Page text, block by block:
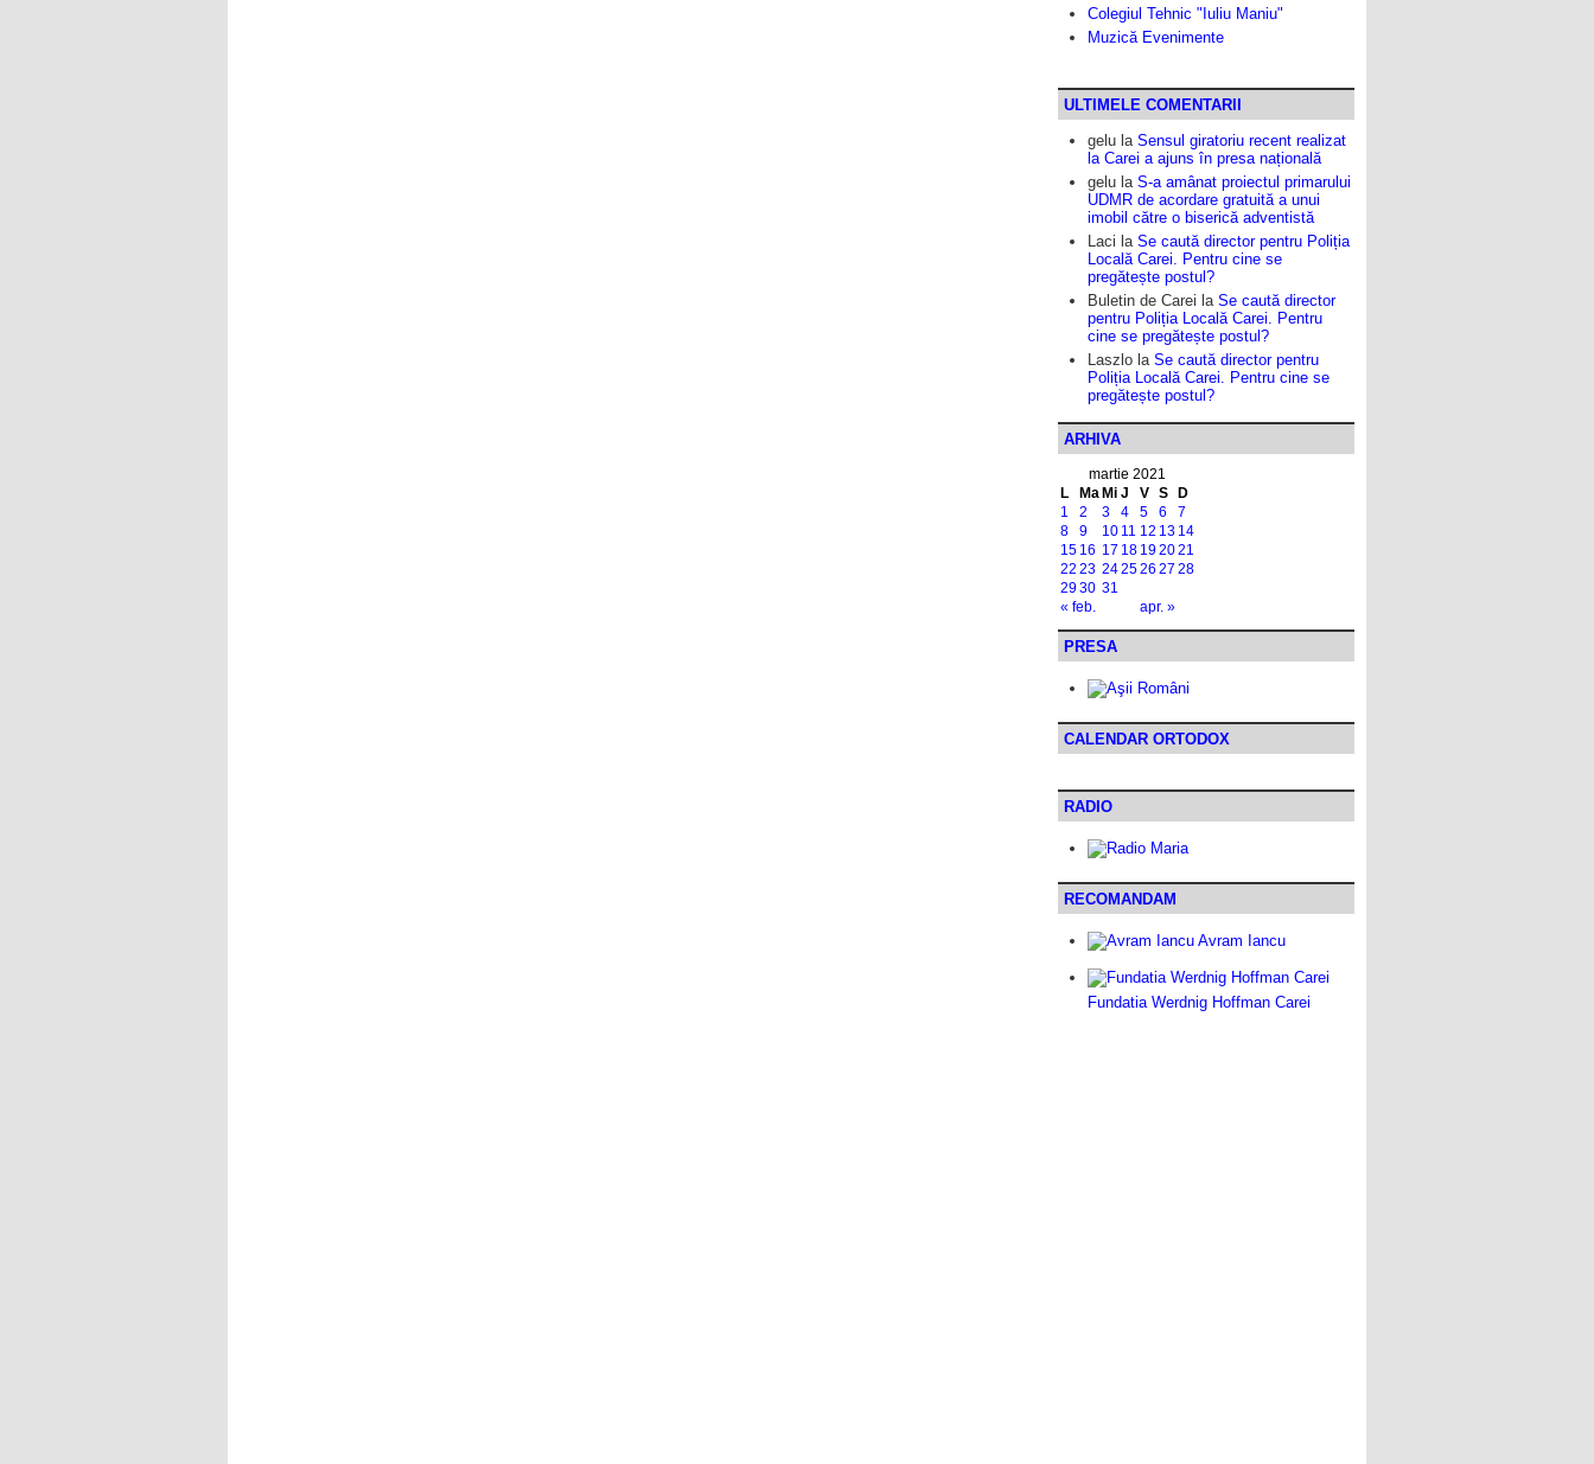
Colegiul Tehnic "Iuliu Maniu"
Muzică Evenimente
ULTIMELE COMENTARII
gelu la Sensul giratoriu recent realizat
la Carei a ajuns în presa națională
gelu la S-a amânat proiectul primarului
UDMR de acordare gratuită a unui
imobil către o biserică adventistă
Laci la Se caută director pentru Poliția
Locală Carei. Pentru cine se
pregătește postul?
Buletin de Carei la Se caută director
pentru Poliția Locală Carei. Pentru
cine se pregătește postul?
Laszlo la Se caută director pentru
Poliția Locală Carei. Pentru cine se
pregătește postul?
ARHIVA
martie 2021
L
Ma Mi J V S D
« feb. apr. »
1 2 3 4 5 6
7
8
9 10 11 12 13 14
15 16 17 18 192021
22 23 242526 27 28
2930 31
PRESA
CALENDAR ORTODOX
RADIO
RECOMANDAM
Avram Iancu
Fundatia Werdnig Hoffman Carei